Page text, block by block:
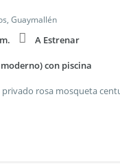
Guaymallén
A Estrenar
con piscina